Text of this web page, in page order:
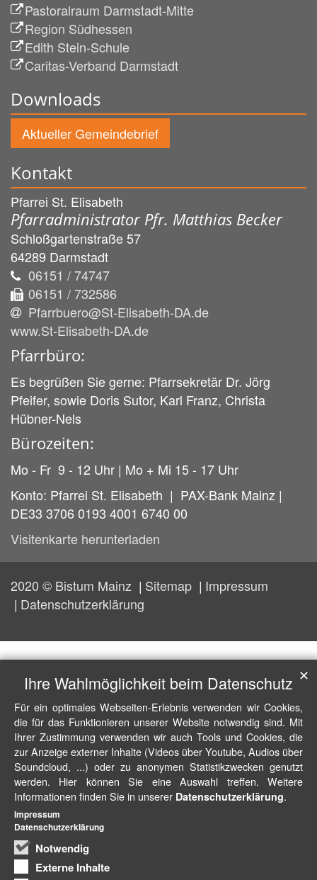
Pastoralraum Darmstadt-Mitte
Region Südhessen
Edith Stein-Schule
Caritas-Verband Darmstadt
Downloads
Aktueller Gemeindebrief
Kontakt
Pfarrei St. Elisabeth
Pfarradministrator Pfr. Matthias Becker
Schloßgartenstraße 57
64289 Darmstadt
06151 / 74747
06151 / 732586
Pfarrbuero@St-Elisabeth-DA.de
www.St-Elisabeth-DA.de
Pfarrbüro:
Es begrüßen Sie gerne: Pfarrsekretär Dr. Jörg
Pfeifer, sowie Doris Sutor, Karl Franz, Christa
Hübner-Nels
Bürozeiten:
Mo - Fr 9 - 12 Uhr | Mo + Mi 15 - 17 Uhr
Konto: Pfarrei St. Elisabeth | PAX-Bank Mainz |
DE33 3706 0193 4001 6740 00
Visitenkarte herunterladen
2020 © Bistum Mainz Sitemap
Impressum
Datenschutzerklärung
Ihre Wahlmöglichkeit beim Datenschutz
Für ein optimales Webseiten-Erlebnis verwenden wir Cookies,
die für das Funktionieren unserer Website notwendig sind. Mit
Ihrer Zustimmung verwenden wir auch Tools und Cookies, die
zur Anzeige externer Inhalte (Videos über Youtube, Audios über
Soundcloud, ...) oder zu anonymen Statistikzwecken genutzt
werden. Hier können Sie eine Auswahl treffen. Weitere
Informationen finden Sie in unserer Datenschutzerklärung.
Notwendig
Externe Inhalte
✕
Impressum
Datenschutzerklärung